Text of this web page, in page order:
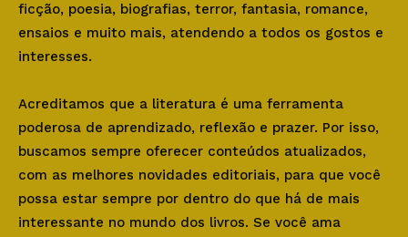
ficção, poesia, biografias, terror, fantasia, romance,
ensaios e muito mais, atendendo a todos os gostos e
interesses.
Acreditamos que a literatura é uma ferramenta
poderosa de aprendizado, reflexão e prazer. Por isso,
buscamos sempre oferecer conteúdos atualizados,
com as melhores novidades editoriais, para que você
possa estar sempre por dentro do que há de mais
interessante no mundo dos livros. Se você ama